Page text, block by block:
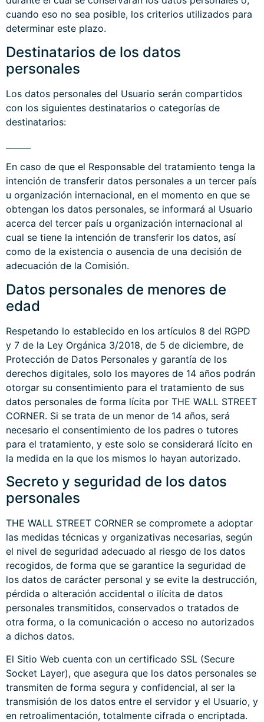
cuando eso no sea posible, los criterios utilizados para
determinar este plazo.
Destinatarios de los datos
personales
Los datos personales del Usuario serán compartidos
con los siguientes destinatarios o categorías de
destinatarios:
En caso de que el Responsable del tratamiento tenga la
intención de transferir datos personales a un tercer país
u organización internacional, en el momento en que se
obtengan los datos personales, se informará al Usuario
acerca del tercer país u organización internacional al
cual se tiene la intención de transferir los datos, así
como de la existencia o ausencia de una decisión de
adecuación de la Comisión.
Datos personales de menores de
edad
Respetando lo establecido en los artículos 8 del RGPD
y 7 de la Ley Orgánica 3/2018, de 5 de diciembre, de
Protección de Datos Personales y garantía de los
derechos digitales, solo los mayores de 14 años podrán
otorgar su consentimiento para el tratamiento de sus
datos personales de forma lícita por THE WALL STREET
CORNER. Si se trata de un menor de 14 años, será
necesario el consentimiento de los padres o tutores
para el tratamiento, y este solo se considerará lícito en
la medida en la que los mismos lo hayan autorizado.
Secreto y seguridad de los datos
personales
THE WALL STREET CORNER se compromete a adoptar
las medidas técnicas y organizativas necesarias, según
el nivel de seguridad adecuado al riesgo de los datos
recogidos, de forma que se garantice la seguridad de
los datos de carácter personal y se evite la destrucción,
pérdida o alteración accidental o ilícita de datos
personales transmitidos, conservados o tratados de
otra forma, o la comunicación o acceso no autorizados
a dichos datos.
El Sitio Web cuenta con un certificado SSL (Secure
Socket Layer), que asegura que los datos personales se
transmiten de forma segura y confidencial, al ser la
transmisión de los datos entre el servidor y el Usuario, y
en retroalimentación, totalmente cifrada o encriptada.